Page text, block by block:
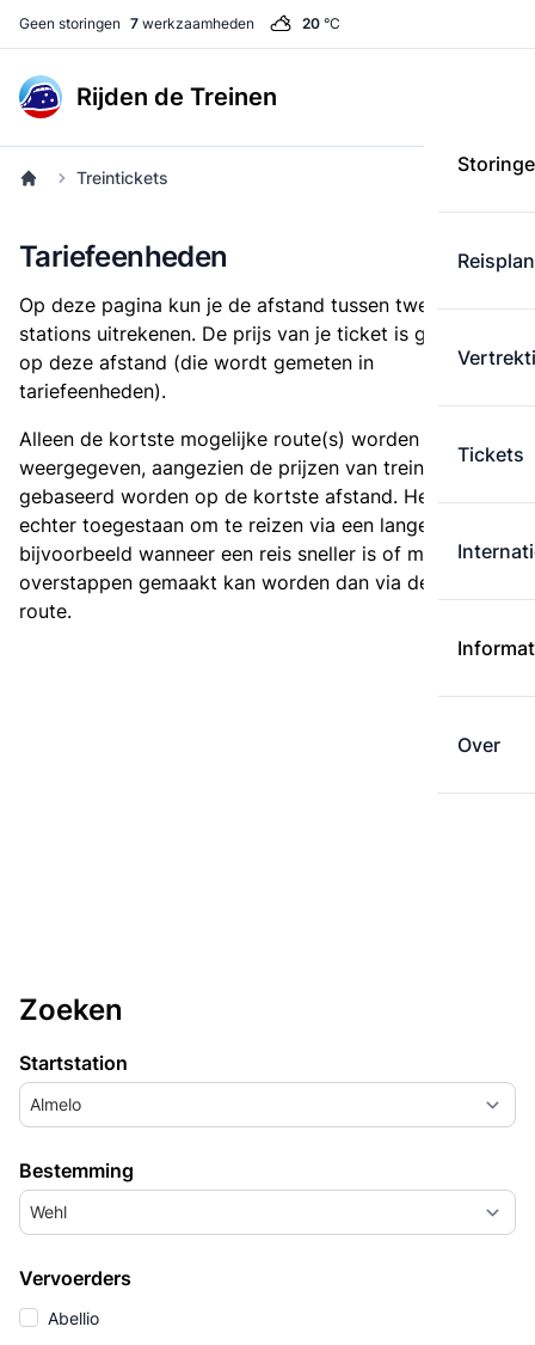
Geen storingen 7 werkzaamheden 20 °C
Rijden de Treinen
Tickets
Over
Treintickets
Tariefeenheden
Op deze pagina kun je de afstand tussen twee
stations uitrekenen. De prijs van je ticket is gebaseerd
op deze afstand (die wordt gemeten in
tariefeenheden).
Alleen de kortste mogelijke route(s) worden
weergegeven, aangezien de prijzen van treintickets
gebaseerd worden op de kortste afstand. Het is
echter toegestaan om te reizen via een langere route,
bijvoorbeeld wanneer een reis sneller is of met minder
overstappen gemaakt kan worden dan via de kortste
route.
Zoeken
Startstation
Almelo
Bestemming
Wehl
Vervoerders
Abellio